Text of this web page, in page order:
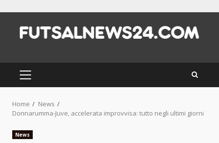
content
PRIMARY
MENU
Home
News
Donnarumma-Juve, accelerata improvvisa: tutto negli ultimi giorni
News